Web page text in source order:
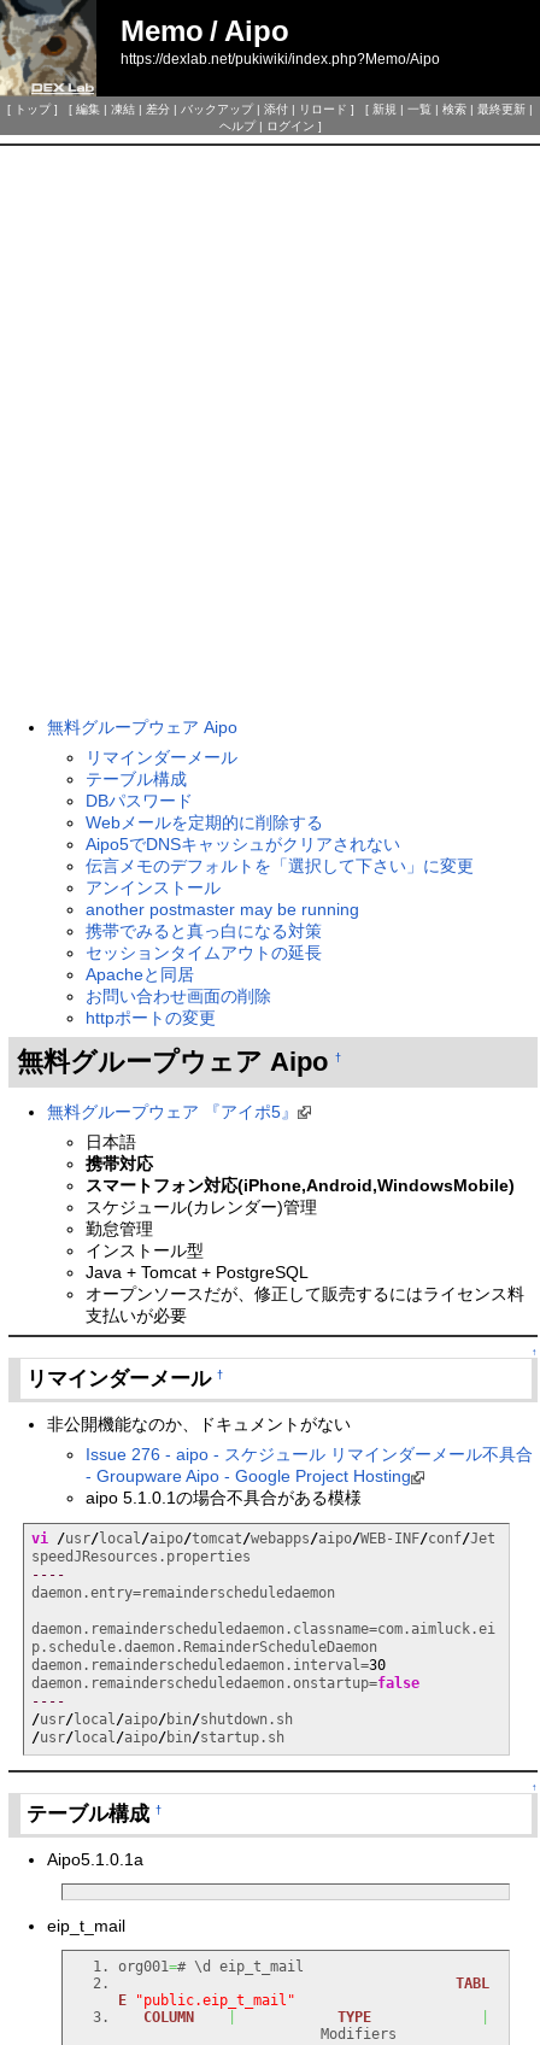
Memo / Aipo
https://dexlab.net/pukiwiki/index.php?Memo/Aipo
[ トップ] [ 編集 | 凍結 | 差分 | バックアップ| 添付 | リロード ] [ 新規 | 一覧 | 検索 | 最終更新 |
ヘルプ| ログイン ]
無料グループウェア Aipo
リマインダーメール
テーブル構成
DBパスワード
Webメールを定期的に削除する
Aipo5でDNSキャッシュがクリアされない
伝言メモのデフォルトを「選択して下さい」に変更
アンインストール
another postmaster may be running
携帯でみると真っ白になる対策
セッションタイムアウトの延長
Apacheと同居
お問い合わせ画面の削除
httpポートの変更
無料グループウェア Aipo †
無料グループウェア 『アイポ5』
日本語
携帯対応
スマートフォン対応(iPhone,Android,WindowsMobile)
スケジュール(カレンダー)管理
勤怠管理
インストール型
Java + Tomcat + PostgreSQL
オープンソースだが、修正して販売するにはライセンス料
支払いが必要
↑
リマインダーメール†
非公開機能なのか、ドキュメントがない
Issue 276 - aipo - スケジュール リマインダーメール不具合
- Groupware Aipo - Google Project Hosting
aipo 5.1.0.1の場合不具合がある模様
vi /usr/local/aipo/tomcat/webapps/aipo/WEB-INF/conf/Jet
----
daemon.entry=remainderscheduledaemon
daemon.remainderscheduledaemon.classname=com.aimluck.ei
p.schedule.daemon.RemainderScheduleDaemon
daemon.remainderscheduledaemon.interval=30
daemon.remainderscheduledaemon.onstartup=false
----
/usr/local/aipo/bin/
shutdown.sh
/usr/local/aipo/bin/startup.sh
↑
テーブル構成†
Aipo5.1.0.1a
eip_t_mail
org001=
TABL
E
"public.eip_t_mail"
COLUMN
TYPE
Modifiers